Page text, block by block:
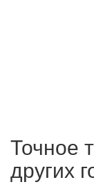
Точное
других